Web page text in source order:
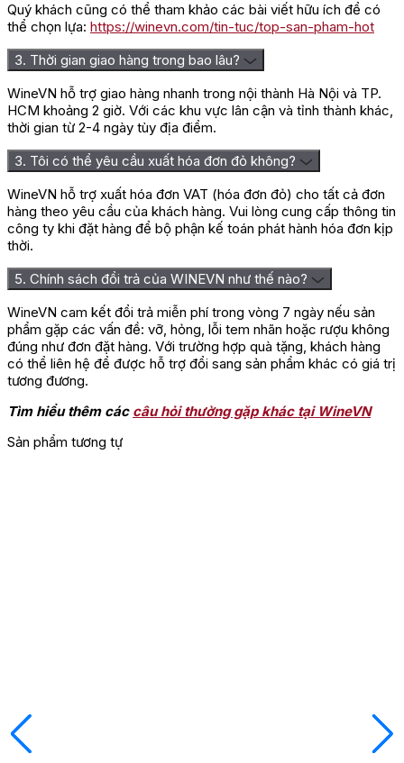
Quý khách cũng có thể tham khảo các bài viết hữu ích để có
thể chọn lựa: https://winevn.com/tin-tuc/top-san-pham-hot
3. Thời gian giao hàng trong bao lâu?
WineVN hỗ trợ giao hàng nhanh trong nội thành Hà Nội và TP.
HCM khoảng 2 giờ. Với các khu vực lân cận và tỉnh thành khác,
thời gian từ 2-4 ngày tùy địa điểm.
3. Tôi có thể yêu cầu xuất hóa đơn đỏ không?
WineVN hỗ trợ xuất hóa đơn VAT (hóa đơn đỏ) cho tất cả đơn
hàng theo yêu cầu của khách hàng. Vui lòng cung cấp thông tin
công ty khi đặt hàng để bộ phận kế toán phát hành hóa đơn kịp
thời.
5. Chính sách đổi trả của WINEVN như thế nào?
WineVN cam kết đổi trả miễn phí trong vòng 7 ngày nếu sản
phẩm gặp các vấn đề: vỡ, hỏng, lỗi tem nhãn hoặc rượu không
đúng như đơn đặt hàng. Với trường hợp quà tặng, khách hàng
có thể liên hệ để được hỗ trợ đổi sang sản phẩm khác có giá trị
tương đương.
Tìm hiểu thêm các câu hỏi thường gặp khác tại WineVN
Sản phẩm tương tự